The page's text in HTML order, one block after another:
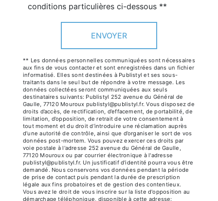
conditions particulières ci-dessous **
ENVOYER
** Les données personnelles communiquées sont nécessaires
aux fins de vous contacter et sont enregistrées dans un fichier
informatisé. Elles sont destinées à Publistyl et ses sous-
traitants dans le seul but de répondre à votre message. Les
données collectées seront communiquées aux seuls
destinataires suivants: Publistyl 252 avenue du Général de
Gaulle, 77120 Mouroux publistyl@publistyl.fr. Vous disposez de
droits d’accès, de rectification, d’effacement, de portabilité, de
limitation, d’opposition, de retrait de votre consentement à
tout moment et du droit d’introduire une réclamation auprès
d’une autorité de contrôle, ainsi que d’organiser le sort de vos
données post-mortem. Vous pouvez exercer ces droits par
voie postale à l'adresse 252 avenue du Général de Gaulle,
77120 Mouroux ou par courrier électronique à l'adresse
publistyl@publistyl.fr. Un justificatif d'identité pourra vous être
demandé. Nous conservons vos données pendant la période
de prise de contact puis pendant la durée de prescription
légale aux fins probatoires et de gestion des contentieux.
Vous avez le droit de vous inscrire sur la liste d'opposition au
démarchage téléphonique, disponible à cette adresse: